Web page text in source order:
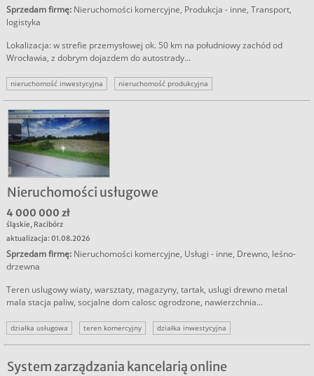
Sprzedam firmę: Nieruchomości komercyjne, Produkcja - inne, Transport,
logistyka
Lokalizacja: w strefie przemysłowej ok. 50 km na południowy zachód od
Wrocławia, z dobrym dojazdem do autostrady...
nieruchomość inwestycyjna
nieruchomość produkcyjna
nieruchomość magazynowa
Nieruchomości usługowe
4 000 000 zł
śląskie, Racibórz
aktualizacja: 01.08.2026
Sprzedam firmę: Nieruchomości komercyjne, Usługi - inne, Drewno, leśno-
drzewna
Teren uslugowy wiaty, warsztaty, magazyny, tartak, uslugi drewno metal
mala stacja paliw, socjalne dom calosc ogrodzone, nawierzchnia...
działka usługowa teren komercyjny
działka inwestycyjna
sprzedam działkę inwestycyjną
sprzedam grunt inwestycyjne
działki usługowe oferty
nieruchomości komercyjne
System zarządzania kancelarią online